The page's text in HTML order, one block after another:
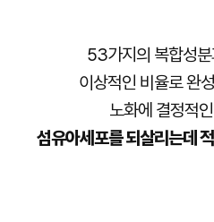
53가지의 복합성
이상적인 비율로 완
노화에 결정적
섬유아세포를 되살리는데